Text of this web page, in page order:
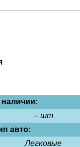
наличии:
-- шт
авто:
Легковые